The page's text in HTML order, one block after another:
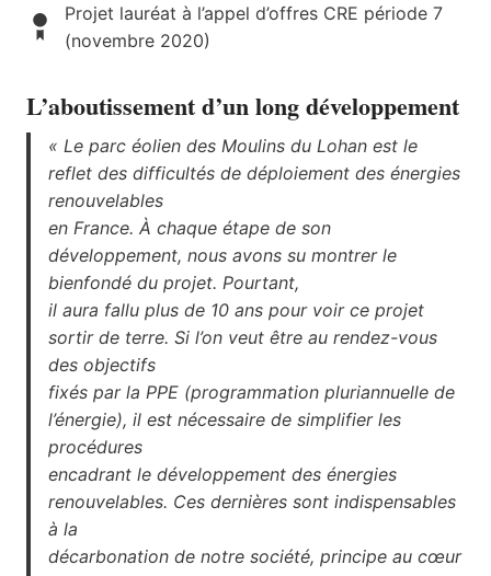
Projet lauréat à l’appel d’offres CRE période 7
(novembre 2020)
L’aboutissement d’un long développement
« Le parc éolien des Moulins du Lohan est le
reflet des difficultés de déploiement des énergies
renouvelables
en France. À chaque étape de son
développement, nous avons su montrer le
bienfondé du projet. Pourtant,
il aura fallu plus de 10 ans pour voir ce projet
sortir de terre. Si l’on veut être au rendez-vous
des objectifs
fixés par la PPE (programmation pluriannuelle de
l’énergie), il est nécessaire de simplifier les
procédures
encadrant le développement des énergies
renouvelables. Ces dernières sont indispensables
à la
décarbonation de notre société, principe au cœur